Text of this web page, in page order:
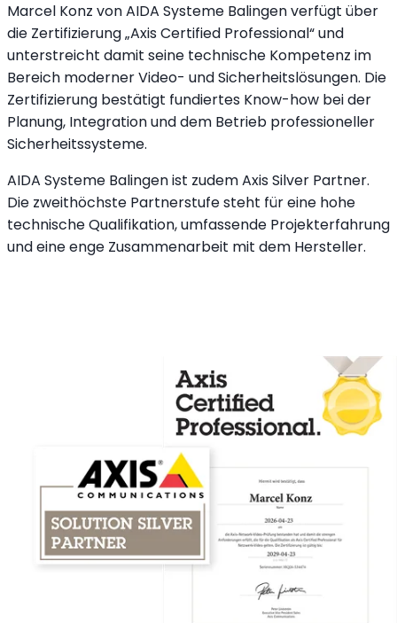
Marcel Konz von AIDA Systeme Balingen verfügt über
die Zertifizierung „Axis Certified Professional“ und
unterstreicht damit seine technische Kompetenz im
Bereich moderner Video- und Sicherheitslösungen. Die
Zertifizierung bestätigt fundiertes Know-how bei der
Planung, Integration und dem Betrieb professioneller
Sicherheitssysteme.
AIDA Systeme Balingen ist zudem Axis Silver Partner.
Die zweithöchste Partnerstufe steht für eine hohe
technische Qualifikation, umfassende Projekterfahrung
und eine enge Zusammenarbeit mit dem Hersteller.